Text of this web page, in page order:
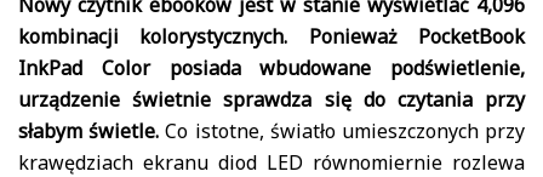
kombinacji kolorystycznych. Ponieważ PocketBook
InkPad Color posiada wbudowane podświetlenie,
urządzenie świetnie sprawdza się do czytania przy
słabym świetle. Co istotne, światło umieszczonych przy
krawędziach ekranu diod LED równomiernie rozlewa